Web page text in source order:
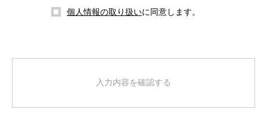
個人情報の取り扱いに同意します。
入力内容を確認する